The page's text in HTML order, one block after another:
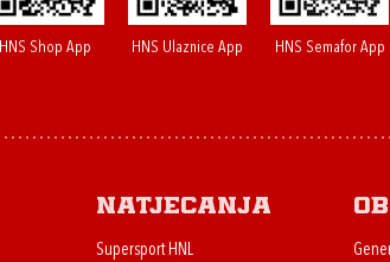
HNS Shop App HNS Ulaznice App HNS Semafor App
Natjecanja
Supersport HNL